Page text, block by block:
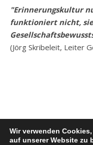
"Erinnerungskultur
funktioniert nicht,
(Jörg Skribeleit, Leiter
Wir verwenden
auf unserer Website zu